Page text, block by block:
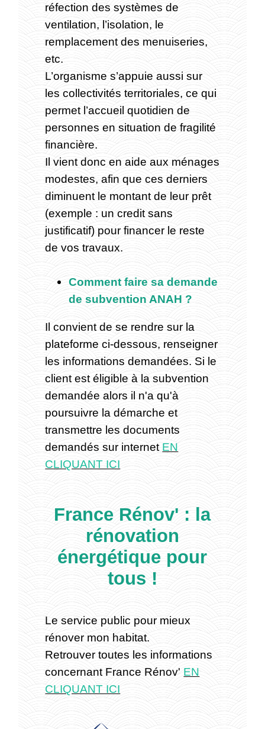
réfection des systèmes de
ventilation, l’isolation, le
remplacement des menuiseries,
etc.
L’organisme s’appuie aussi sur
les collectivités territoriales, ce qui
permet l’accueil quotidien de
personnes en situation de fragilité
financière.
Il vient donc en aide aux ménages
modestes, afin que ces derniers
diminuent le montant de leur prêt
(exemple : un credit sans
justificatif) pour financer le reste
de vos travaux.
Comment faire sa demande
de subvention ANAH ?
Il convient de se rendre sur la
plateforme ci-dessous, renseigner
les informations demandées. Si le
client est éligible à la subvention
demandée alors il n'a qu'à
poursuivre la démarche et
transmettre les documents
demandés sur internet EN
CLIQUANT ICI
France Rénov' : la
rénovation
énergétique pour
tous !
Le service public pour mieux
rénover mon habitat.
Retrouver toutes les informations
concernant France Rénov' EN
CLIQUANT ICI